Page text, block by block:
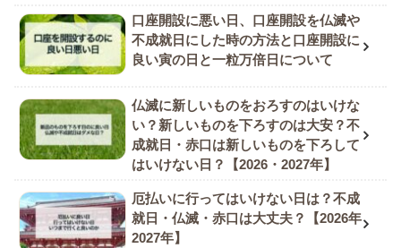
口座開設に悪い日、口座開設を仏滅や
不成就日にした時の方法と口座開設に
良い寅の日と一粒万倍日について
仏滅に新しいものをおろすのはいけな
い？新しいものを下ろすのは大安？不
成就日・赤口は新しいものを下ろして
はいけない日？【2026・2027年】
厄払いに行ってはいけない日は？不成
就日・仏滅・赤口は大丈夫？【2026年
2027年】